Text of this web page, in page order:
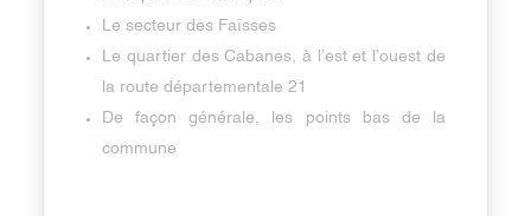
Le secteur des Faïsses
Le quartier des Cabanes, à l’est et l’ouest de
la route départementale 21
De façon générale, les points bas de la
commune